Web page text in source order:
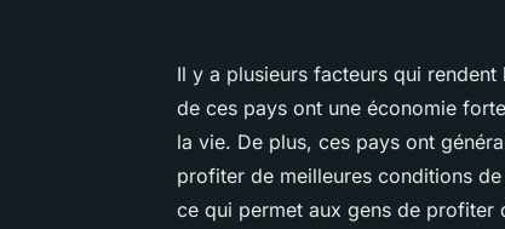
Il y a plusieurs facteurs qui
de ces pays ont une économie
la vie. De plus, ces pays ont
profiter de meilleures conditions
ce qui permet aux gens de profiter